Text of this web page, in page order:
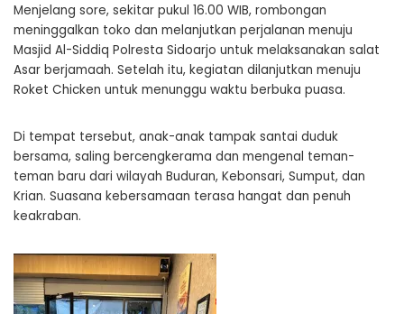
Menjelang sore, sekitar pukul 16.00 WIB, rombongan
meninggalkan toko dan melanjutkan perjalanan menuju
Masjid Al-Siddiq Polresta Sidoarjo untuk melaksanakan salat
Asar berjamaah. Setelah itu, kegiatan dilanjutkan menuju
Roket Chicken untuk menunggu waktu berbuka puasa.
Di tempat tersebut, anak-anak tampak santai duduk
bersama, saling bercengkerama dan mengenal teman-
teman baru dari wilayah Buduran, Kebonsari, Sumput, dan
Krian. Suasana kebersamaan terasa hangat dan penuh
keakraban.